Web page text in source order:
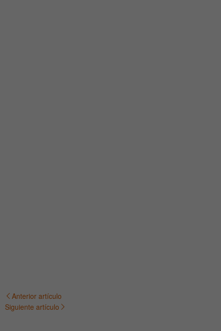
Navegación
Anterior artículo
Siguiente artículo